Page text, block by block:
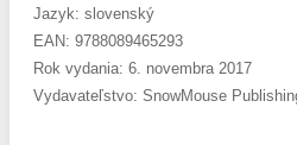
Jazyk: slovenský
EAN: 9788089465293
Rok vydania: 6. novembra 2017
Vydavateľstvo: SnowMouse